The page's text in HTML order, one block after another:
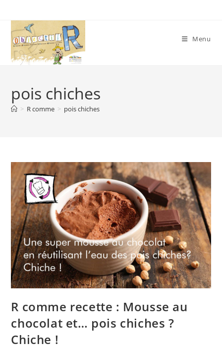
content
Menu
pois chiches
> R comme > pois chiches
R comme recette : Mousse au
chocolat et… pois chiches ?
Chiche !